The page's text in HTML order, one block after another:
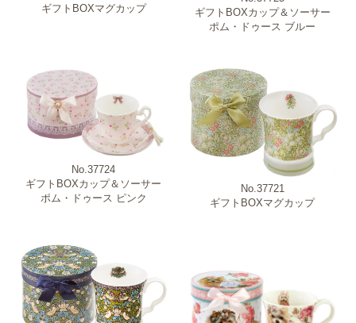
ギフトBOXマグカップ
ギフトBOXカップ＆ソーサー
ポム・ドゥース ブルー
No.37724
ギフトBOXカップ＆ソーサー
ポム・ドゥース ピンク
No.37721
ギフトBOXマグカップ